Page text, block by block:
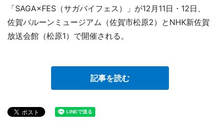
「SAGA×FES（サガバイフェス）」が12月11日・12日、
佐賀バルーンミュージアム（佐賀市松原2）とNHK新佐賀
放送会館（松原1）で開催される。
記事を読む